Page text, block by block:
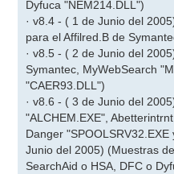
Dyfuca "NEM214.DLL")
· v8.4 - ( 1 de Junio del
para el Affilred.B de
· v8.5 - ( 2 de Junio del
Symantec, MyWebSearch
"CAER93.DLL")
· v8.6 - ( 3 de Junio del
"ALCHEM.EXE",
Danger
Junio del 2005) (Muestras
SearchAid o HSA, DFC o